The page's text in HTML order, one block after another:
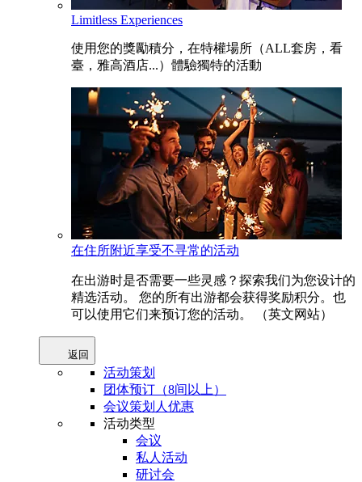
Limitless Experiences
使用您的獎勵積分，在特權場所（ALL套房，看
臺，雅高酒店...）體驗獨特的活動
在住所附近享受不寻常的活动
在出游时是否需要一些灵感？探索我们为您设计的
精选活动。 您的所有出游都会获得奖励积分。也
可以使用它们来预订您的活动。 （英文网站）
返回
活动策划
团体预订（8间以上）
会议策划人优惠
活动类型
会议
私人活动
研讨会